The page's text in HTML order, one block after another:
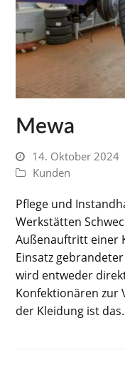
Mewa
14. Oktober 2024
Kunden
Pflege und
Werkstätten
Außenauftritt einer
Einsatz
wird entweder
Konfektionären zur
der Kleidung ist